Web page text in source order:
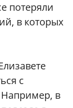
потеряли
в которых
с
в